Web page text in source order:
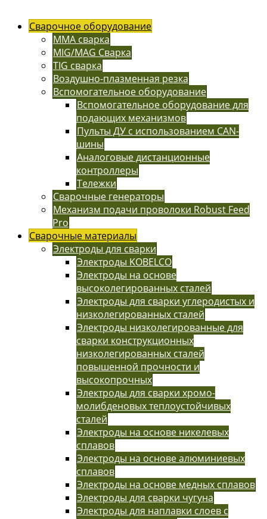
Сварочное оборудование
MMA сварка
MIG/MAG Сварка
TIG сварка
Воздушно-плазменная резка
Вспомогательное оборудование
Вспомогательное оборудование для
подающих механизмов
Пульты ДУ с использованием CAN-
шины
Аналоговые дистанционные
контроллеры
Тележки
Сварочные генераторы
Механизм подачи проволоки Robust Feed
Pro
Сварочные материалы
Электроды для сварки
Электроды KOBELCO
Электроды на основе
высоколегированных сталей
Электроды для сварки углеродистых и
низколегированных сталей
Электроды низколегированные для
сварки конструкционных
низколегированных сталей
повышенной прочности и
высокопрочных
Электроды для сварки хромо-
молибденовых теплоустойчивых
сталей
Электроды на основе никелевых
сплавов
Электроды на основе алюминиевых
сплавов
Электроды на основе медных сплавов
Электроды для сварки чугуна
Электроды для наплавки слоев с